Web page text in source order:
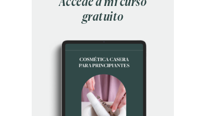
Accede a mi curso
gratuito